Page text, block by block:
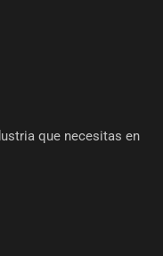
que necesitas en